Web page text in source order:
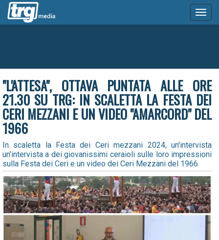
"L'ATTESA", OTTAVA PUNTATA ALLE ORE
21.30 SU TRG: IN SCALETTA LA FESTA DEI
CERI MEZZANI E UN VIDEO "AMARCORD" DEL
1966
In scaletta la Festa dei Ceri mezzani 2024, un'intervista
un'intervista a dei giovanissimi ceraioli sulle loro impressioni
sulla Festa dei Ceri e un video dei Ceri Mezzani del 1966